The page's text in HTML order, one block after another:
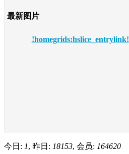
最新图片
!homegrids:hslice_entrylink!
今日: 1, 昨日: 18153, 会员: 164620